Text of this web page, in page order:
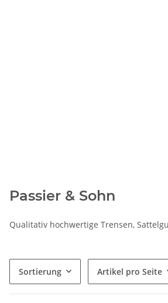
Passier & Sohn
Qualitativ hochwertige Trensen,
Sortierung Artikel pro Seite